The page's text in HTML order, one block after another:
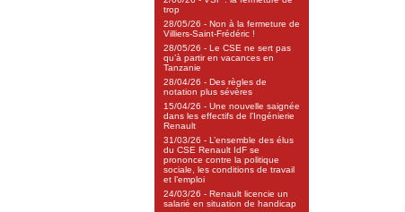
trop
28/05/26 - Non à la fermeture de
Villiers-Saint-Frédéric !
28/05/26 - Le CSE ne sert pas
qu’à partir en vacances en
Tanzanie
28/04/26 - Des règles de
notation plus sévères
15/04/26 - Une nouvelle saignée
dans les effectifs de l’Ingénierie
Renault
31/03/26 - L’ensemble des élus
du CSE Renault IdF se
prononce contre la politique
sociale, les conditions de travail
et l’emploi
24/03/26 - Renault licencie un
salarié en situation de handicap